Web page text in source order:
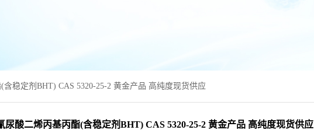
稳定剂BHT) CAS 5320-25-2 黄金产品 高纯度现货供应
尿酸二烯丙基丙酯(含稳定剂BHT) CAS 5320-25-2 黄金产品 高纯度现货供应